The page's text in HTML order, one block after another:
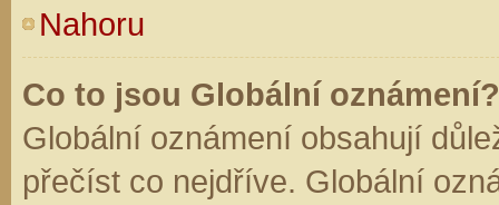
Nahoru
Co to jsou Globální oznámení?
Globální oznámení obsahují
přečíst co nejdříve. Globální